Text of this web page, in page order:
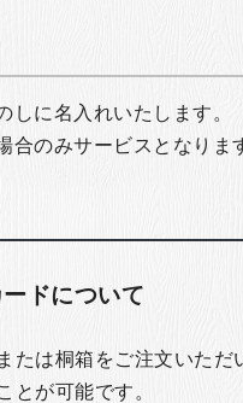
しに名入れいたします。
合のみサービスとなりま
ドについて
たは桐箱をご注文いた
とが可能です。